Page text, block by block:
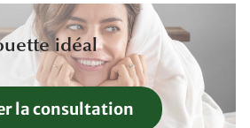
idéal
la consultation